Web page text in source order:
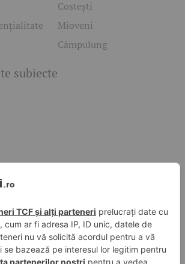
Costești
Mioveni
Câmpulung
subiecte
care te interesează
știri, evenimente și subiecte de
Introdu un cuvânt-cheie și descoperă
ai nevoie!